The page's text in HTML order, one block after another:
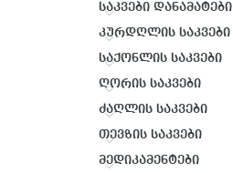
საკვები დანამატები
კურდღლის საკვები
საქონლის საკვები
ღორის საკვები
ძაღლის საკვები
თევზის საკვები
მედიკამენტები